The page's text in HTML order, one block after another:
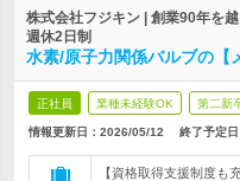
株式会社フジキン | 創業90年を
週休2日制
水素/原子力関係バルブの【
正社員 業種未経験OK 第二新
情報更新日：2026/05/12 終了予定日
【資格取得支援制度